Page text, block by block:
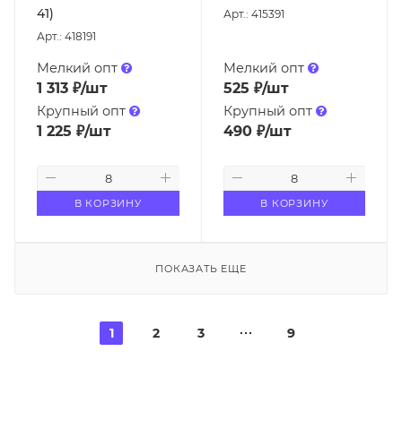
41)
Арт.: 418191
Мелкий опт
1 313 ₽/шт
Крупный опт
1 225 ₽/шт
В КОРЗИНУ
Арт.: 415391
Мелкий опт
525 ₽/шт
Крупный опт
490₽/шт
В КОРЗИНУ
ПОКАЗАТЬ ЕЩЕ
1 2 3 9